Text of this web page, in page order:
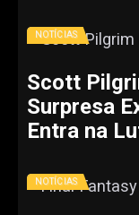
NOTÍCIAS
Scott
Surpresa
Entra na
NOTÍCIAS